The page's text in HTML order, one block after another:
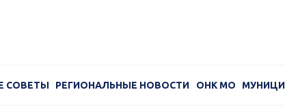
СОВЕТЫ РЕГИОНАЛЬНЫЕ НОВОСТИ ОНК МО